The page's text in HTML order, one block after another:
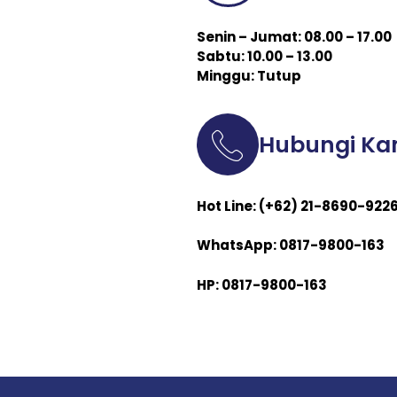
Senin – Jumat: 08.00 – 17.00
Sabtu: 10.00 – 13.00
Minggu: Tutup
Hubungi
Hot Line: (+62) 21-8690-
WhatsApp: 0817-9800-163
HP: 0817-9800-163